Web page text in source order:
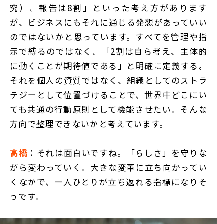
究）、報告は8割」といった考え方があります
が、ビジネスにもそれに通じる発想があっていい
のではないかと思っています。すべてを管理や指
示で縛るのではなく、「2割は自ら考え、主体的
に動くことが期待値である」と明確に定義する。
それを個人の資質ではなく、組織としてのストラ
テジーとして位置づけることで、世界中どこにい
ても共通の行動原則として機能させたい。そんな
方向で整理できないかと考えています。
高橋 ：それは面白いですね。「らしさ」を守りな
がら変わっていく。大きな変革に立ち向かってい
くなかで、一人ひとりが立ち返れる指標になりそ
うです。